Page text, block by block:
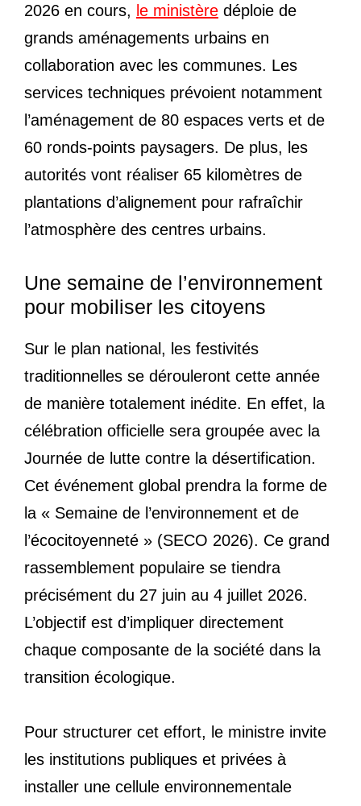
2026 en cours, le ministère déploie de
grands aménagements urbains en
collaboration avec les communes. Les
services techniques prévoient notamment
l’aménagement de 80 espaces verts et de
60 ronds-points paysagers. De plus, les
autorités vont réaliser 65 kilomètres de
plantations d’alignement pour rafraîchir
l’atmosphère des centres urbains.
Une semaine de l’environnement
pour mobiliser les citoyens
Sur le plan national, les festivités
traditionnelles se dérouleront cette année
de manière totalement inédite. En effet, la
célébration officielle sera groupée avec la
Journée de lutte contre la désertification.
Cet événement global prendra la forme de
la « Semaine de l’environnement et de
l’écocitoyenneté » (SECO 2026). Ce grand
rassemblement populaire se tiendra
précisément du 27 juin au 4 juillet 2026.
L’objectif est d’impliquer directement
chaque composante de la société dans la
transition écologique.
Pour structurer cet effort, le ministre invite
les institutions publiques et privées à
installer une cellule environnementale